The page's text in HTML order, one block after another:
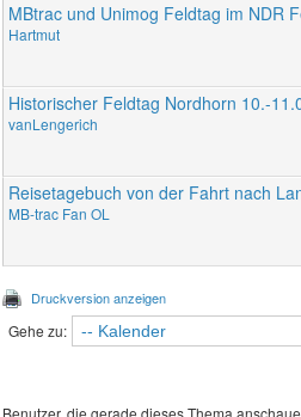
MBtrac und Unimog Feldtag im NDR
Hartmut
Historischer Feldtag Nordhorn 10.-
vanLengerich
Reisetagebuch von der Fahrt nach
MB-trac Fan OL
Druckversion anzeigen
Gehe zu: